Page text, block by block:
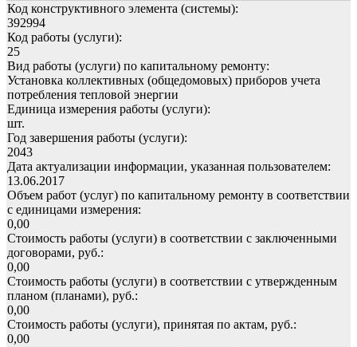
Код конструктивного элемента (системы):
392994
Код работы (услуги):
25
Вид работы (услуги) по капитальному ремонту:
Установка коллективных (общедомовых) приборов учета
потребления тепловой энергии
Единица измерения работы (услуги):
шт.
Год завершения работы (услуги):
2043
Дата актуализации информации, указанная пользователем:
13.06.2017
Объем работ (услуг) по капитальному ремонту в соответствии
с единицами измерения:
0,00
Стоимость работы (услуги) в соответствии с заключенными
договорами, руб.:
0,00
Стоимость работы (услуги) в соответствии с утвержденным
планом (планами), руб.:
0,00
Стоимость работы (услуги), принятая по актам, руб.:
0,00